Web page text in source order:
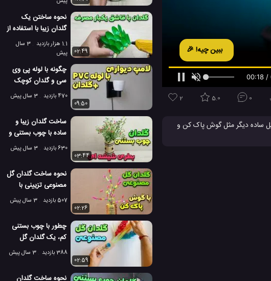
00:19 /
ببین چیه! 🎉
2 5.0 0
ساده دیگر مثل گوش پاک کن و
نحوه ساختن یک
گلدان زیبا با استفاده از
قاشق یکبار مصرف!
1.1 هزار بازدید
3 سال
پیش
02:49
چگونه با لوله پی وی
سی و گلدان کوچک
یک لامپ دیواری
470 بازدید
3 سال پیش
09:50
ساخت گلدان زیبا و
ساده با چوب بستنی و
بطری شیشه ای خالی!
630 بازدید
3 سال پیش
03:44
نحوه ساخت گلدان گل
مصنوعی تزیینی با
گوش پاک کن!
507 بازدید
3 سال پیش
02:26
چطور با چوب بستنی
کم، یک گلدان گل
مصنوعی بسازیم؟
388 بازدید
3 سال پیش
02:59
نحوه ساخت گلدان